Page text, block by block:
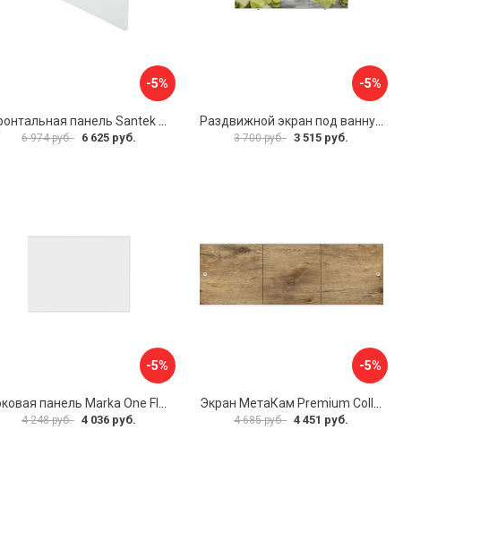
-5%
Фронтальная панель Santek 1.WH30.2.498 00000067322
6 974 руб. 6 625 руб.
-5%
Раздвижной экран под ванну PERFECTO LINEA 36-031509
3 700 руб. 3 515 руб.
-5%
4 248 руб. 4 036 руб.
-5%
4 685 руб. 4 451 руб.